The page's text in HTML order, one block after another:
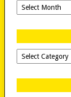
Ngeblog
Sejak
Dipilih-
dipilih..